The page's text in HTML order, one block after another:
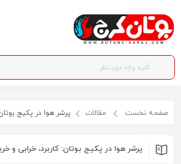
صفحه نخست مقالات پرشر هوا در پکیج
پرشر هوا در پکیج بوتان: کاربرد، خرابی و